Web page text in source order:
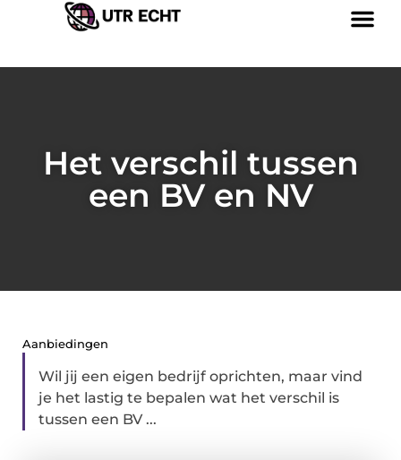
Het verschil tussen
een BV en NV
Aanbiedingen
Wil jij een eigen bedrijf oprichten, maar vind
je het lastig te bepalen wat het verschil is
tussen een BV ...